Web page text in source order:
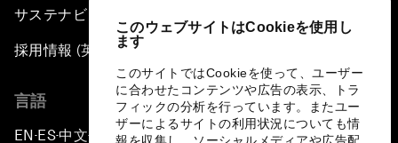
このウェブサイトはCookieを使用し
ます
このサイトではCookieを使って、ユーザー
に合わせたコンテンツや広告の表示、トラ
フィックの分析を行っています。またユー
ザーによるサイトの利用状況についても情
サステナビリティへの取り組み
採用情報 (英語のみ)
言語
EN ▪ ES▪中文▪ 日本語